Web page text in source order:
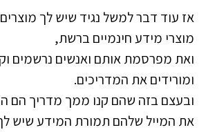
אז עוד דבר למשל נגיד שיש לך מוצרים
מוצרי מידע חינמיים ברשת,
ואת מפרסמת אותם ואנשים נרשמים
ומורידים את המדריכים.
ובעצם בזה שהם קנו ממך מדריך הם
את המייל שלהם תמורת המידע שיש